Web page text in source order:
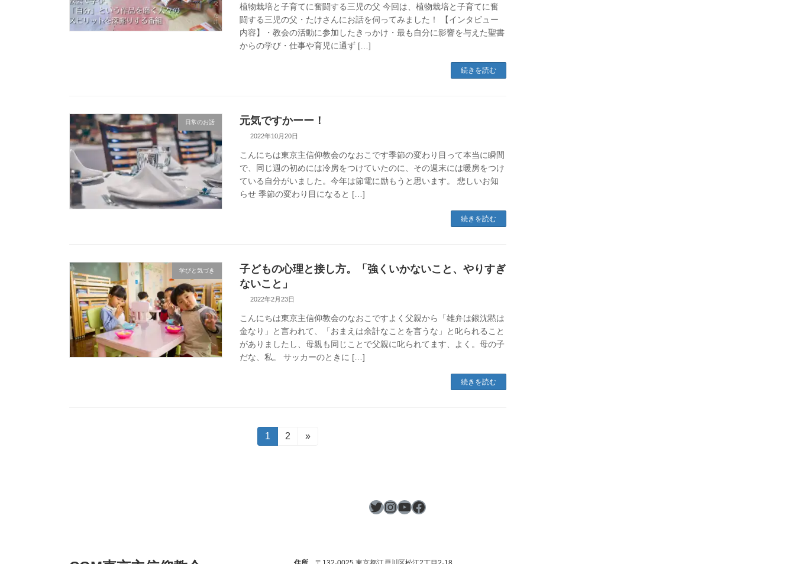
植物栽培と子育てに奮闘する三児の父 今回は、植物栽培と子育てに奮
闘する三児の父・たけさんにお話を伺ってみました！ 【インタビュー
内容】・教会の活動に参加したきっかけ・最も自分に影響を与えた聖書
からの学び・仕事や育児に通ず […]
続きを読む
日常のお話 元気ですかーー！
2022年10月20日
こんにちは東京主信仰教会のなおこです季節の変わり目って本当に瞬間
で、同じ週の初めには冷房をつけていたのに、その週末には暖房をつけ
ている自分がいました。今年は節電に励もうと思います。 悲しいお知
らせ 季節の変わり目になると […]
続きを読む
学びと気づき
子どもの心理と接し方。「強くいかないこと、やりすぎ
ないこと」
2022年2月23日
こんにちは東京主信仰教会のなおこですよく父親から「雄弁は銀沈黙は
金なり」と言われて、「おまえは余計なことを言うな」と叱られること
がありましたし、母親も同じことで父親に叱られてます、よく。母の子
だな、私。 サッカーのときに […]
続きを読む
固
定
1
固
2 »
Twitter
Instagram
YouTube
Facebook